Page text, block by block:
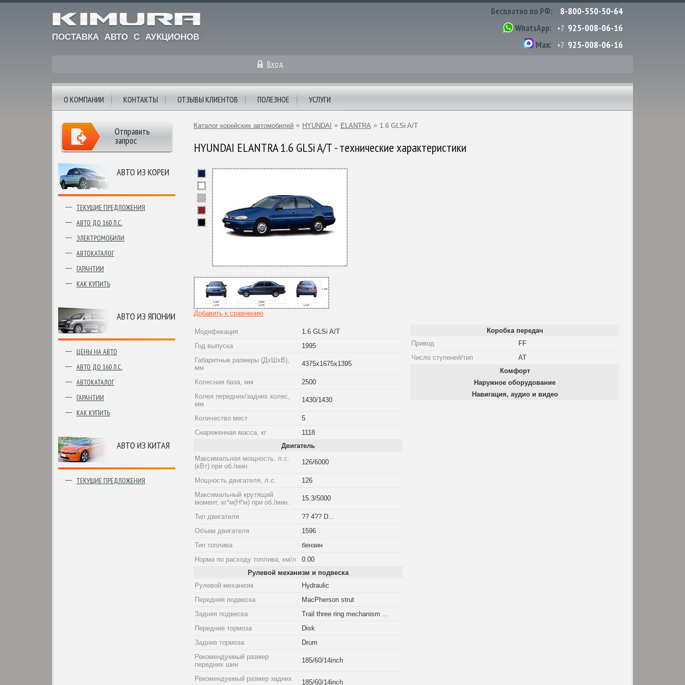
ПОСТАВКА АВТО С АУКЦИОНОВ
Бесплатно по РФ: 8-800-550-50-64
WhatsApp: +7 925-008-06-16
Max: +7 925-008-06-16
Вход
О КОМПАНИИ КОНТАКТЫ ОТЗЫВЫ КЛИЕНТОВ ПОЛЕЗНОЕ УСЛУГИ
АВТО ИЗ КОРЕИ
ТЕКУЩИЕ ПРЕДЛОЖЕНИЯ
АВТО ДО 160 Л.С.
ЭЛЕКТРОМОБИЛИ
АВТОКАТАЛОГ
ГАРАНТИИ
КАК КУПИТЬ
АВТО ИЗ ЯПОНИИ
ЦЕНЫ НА АВТО
АВТО ДО 160 Л.С.
АВТОКАТАЛОГ
ГАРАНТИИ
КАК КУПИТЬ
АВТО ИЗ КИТАЯ
ТЕКУЩИЕ ПРЕДЛОЖЕНИЯ
Отправить
запрос
Каталог корейских автомобилей » HYUNDAI » ELANTRA » 1.6 GLSi A/T
HYUNDAI ELANTRA 1.6 GLSi A/T - технические характеристики
Добавить к сравнению
Модификация
1.6 GLSi A/T
Год выпуска
1995
Габаритные размеры (ДхШхВ),
мм
4375x1675x1395
Колесная база, мм
2500
Колея передних/задних колес,
мм
1430/1430
Количество мест
5
Снаряженная масса, кг
1118
Двигатель
Максимальная мощность, л.с.
(кВт) при об./мин.
126/6000
Мощность двигателя, л.с.
126
Максимальный крутящий
момент, кг*м(Н*м) при об./мин.
15.3/5000
Тип двигателя
?? 4?? D...
Объем двигателя
1596
Тип топлива
бензин
Норма по расходу топлива, км/л
0.00
Рулевой механизм и подвеска
Рулевой механизм
Hydraulic
Передняя подвеска
MacPherson strut
Задняя подвеска
Trail three ring mechanism ...
Передние тормоза
Disk
Задние тормоза
Drum
Рекомендуемый размер
передних шин
185/60/14inch
Рекомендуемый размер задних
185/60/14inch
Коробка передач
Привод
FF
Число ступеней/тип
AT
Комфорт
Наружное оборудование
Навигация, аудио и видео